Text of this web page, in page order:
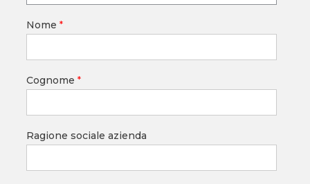
Nome *
Cognome *
Ragione sociale azienda